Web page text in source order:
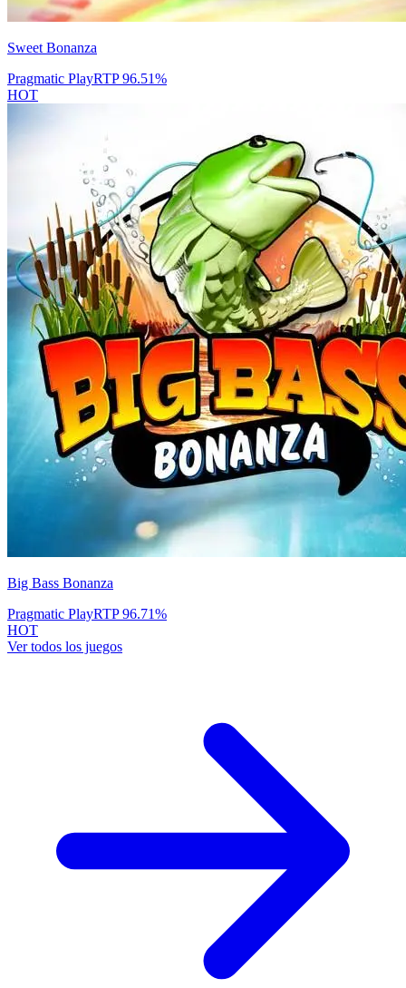
Sweet Bonanza
Pragmatic PlayRTP96.51%
HOT
Big Bass Bonanza
Pragmatic PlayRTP96.71%
HOT
Ver todos los juegos